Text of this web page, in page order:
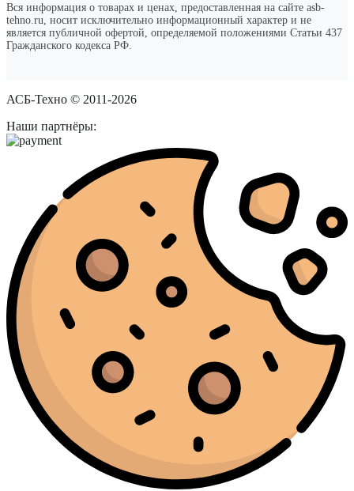
Вся информация о товарах и ценах, предоставленная на сайте asb-
tehno.ru, носит исключительно информационный характер и не
является публичной офертой, определяемой положениями Статьи 437
Гражданского кодекса РФ.
АСБ-Техно © 2011-2026
Наши партнёры: